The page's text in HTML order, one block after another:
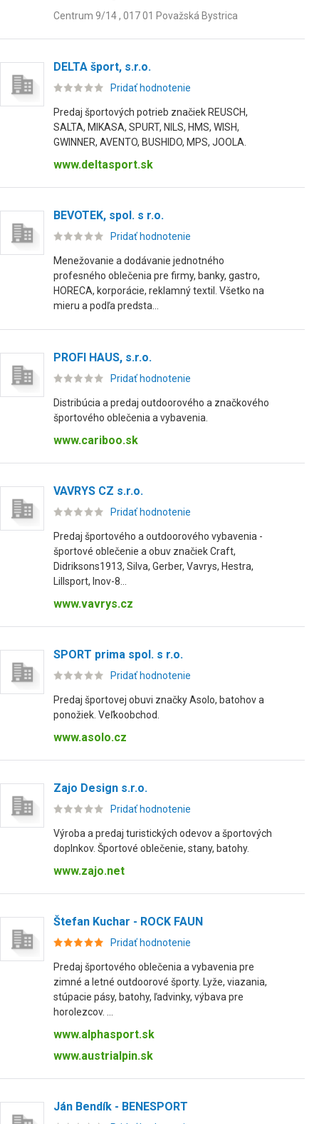
Centrum 9/14 , 017 01 Považská Bystrica
DELTA šport, s.r.o.
Pridať hodnotenie
Predaj športových potrieb značiek REUSCH,
SALTA, MIKASA, SPURT, NILS, HMS, WISH,
GWINNER, AVENTO, BUSHIDO, MPS, JOOLA.
www.deltasport.sk
BEVOTEK, spol. s r.o.
Pridať hodnotenie
Menežovanie a dodávanie jednotného
profesného oblečenia pre firmy, banky, gastro,
HORECA, korporácie, reklamný textil. Všetko na
mieru a podľa predsta...
PROFI HAUS, s.r.o.
Pridať hodnotenie
Distribúcia a predaj outdoorového a značkového
športového oblečenia a vybavenia.
www.cariboo.sk
VAVRYS CZ s.r.o.
Pridať hodnotenie
Predaj športového a outdoorového vybavenia -
športové oblečenie a obuv značiek Craft,
Didriksons1913, Silva, Gerber, Vavrys, Hestra,
Lillsport, Inov-8...
www.vavrys.cz
SPORT prima spol. s r.o.
Pridať hodnotenie
Predaj športovej obuvi značky Asolo, batohov a
ponožiek. Veľkoobchod.
www.asolo.cz
Zajo Design s.r.o.
Pridať hodnotenie
Výroba a predaj turistických odevov a športových
doplnkov. Športové oblečenie, stany, batohy.
www.zajo.net
Štefan Kuchar - ROCK FAUN
Pridať hodnotenie
Predaj športového oblečenia a vybavenia pre
zimné a letné outdoorové športy. Lyže, viazania,
stúpacie pásy, batohy, ľadvinky, výbava pre
horolezcov. ...
www.alphasport.sk
www.austrialpin.sk
Ján Bendík - BENESPORT